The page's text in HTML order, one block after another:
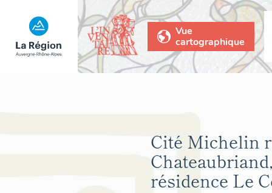
Vue
cartographique
Cité Michelin
résidence Le